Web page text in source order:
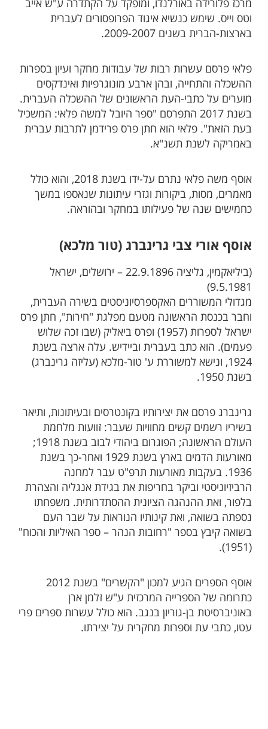
מרכז פלורידה באורלנדו, ומופקד על הקתדרה ע"ש אייב
וטס וייס. שימש כנשיא איגוד הפרופסורים לעברית
בארצות-הברית בשנים 2009­-2007. ​​
פלאי פרסם עשרות רבות של עבודות מחקר ועיון בספרות
ההשכלה והתחייה, ובהן ארבע מונוגרפיות ואינדקסים
מוערים על כתבי-העת הראשונים של ההשכלה העברית.
בשנת 2017 התפרסם "ספר היובל למשה פלאי: המשכיל
בעת הזאת". פלאי הוא חתן פרס פרידמן לתרבות עברית
באמריקה לשנת תשנ"א.
אוסף משה פלאי נתרם על-ידו בשנת 2018, והוא כולל
מאמרים, מסות, ביקורות וגזרי עיתונות שנאספו במשך
כחמישים שנה של פעילותו במחקר ובהוראה.
אוסף אורי צבי גרינברג (טור מלכא)
(ביליאקמין, גליציה 22.9.1896 – ירושלים, ישראל
9.5.1981)
מגדולי המשוררים האקספרסיוניסטים בשירה העברית,
וחבר בכנסת הראשונה מטעם מפלגת "חירות", חתן פרס
ישראל לספרות (1957) ופרס ביאליק (שבו זכה שלוש
פעמים). הוא כתב בעברית וביידיש. עלה ארצה בשנת
1924, ונישא למשוררת ע' טור-מלכא (עליזה גרינברג)
בשנת 1950.
גרינברג פרסם את יצירותיו בקונטרסים ובעיתונות, ותיאר
בשיריו רשמים קשים מחוויות שעבר: זוועות מלחמת
העולם הראשונה; הפוגרום ביהודי לבוב בשנת 1918;
מאורעות הדמים בארץ בשנת 1929 ואחר-כך בשנת
1936. בעקבות מאורעות תרפ"ט עבר למחנה
הרביזיוניסטי וביקר בחריפות את בגידת אנגליה והצהרת
בלפור, ואת ההנהגה הציונית ההסתדרותית. משפחתו
נספתה בשואה, ואת קינותיו הנוראות על שבר העם
בשואה קיבץ בספר "רחובות הנהר – ספר האיליות והכוח"
(1951).
אוסף הספרים הגיע למכון "הקשרים" בשנת 2012
כתרומה של הספרייה המרכזית ע"ש זלמן ארן
באוניברסיטת בן-גוריון בנגב. הוא כולל עשרות ספרים פרי
עטו, כתבי עת וספרות מחקרית על יצירתו.​